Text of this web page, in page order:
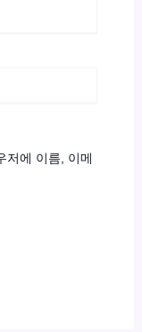
저에 이름, 이메